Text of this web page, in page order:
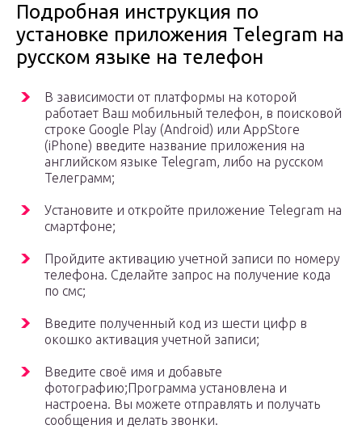
Подробная инструкция по
установке приложения Telegram на
русском языке на телефон
В зависимости от платформы на которой
работает Ваш мобильный телефон, в поисковой
строке Google Play (Android) или AppStore
(iPhone) введите название приложения на
английском языке Telegram, либо на русском
Телеграмм;
Установите и откройте приложение Telegram на
смартфоне;
Пройдите активацию учетной записи по номеру
телефона. Сделайте запрос на получение кода
по смс;
Введите полученный код из шести цифр в
окошко активация учетной записи;
Введите своё имя и добавьте
фотографию;Программа установлена и
настроена. Вы можете отправлять и получать
сообщения и делать звонки.